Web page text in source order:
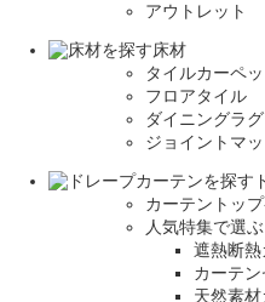
アウトレット
床材
タイルカーペッ
フロアタイル
ダイニングラ
ジョイントマ
カーテントッ
人気特集で選ぶ
遮熱断
カーテン
天然素